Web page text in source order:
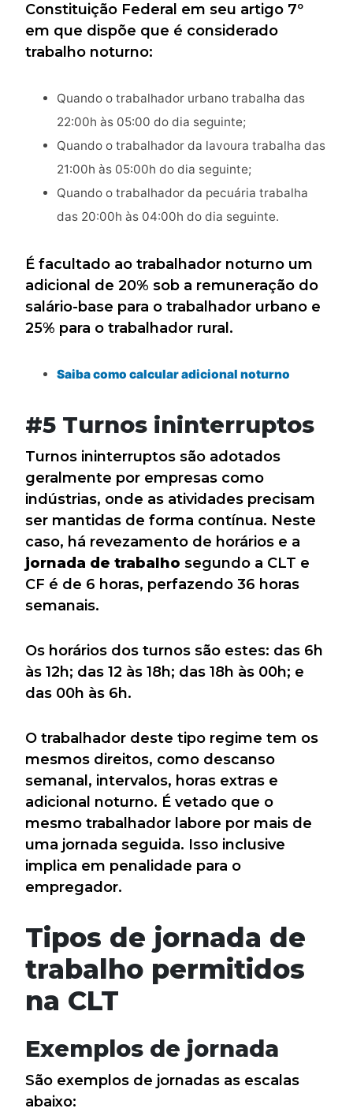
Constituição Federal em seu artigo 7º
em que dispõe que é considerado
trabalho noturno:
Quando o trabalhador urbano trabalha das
22:00h às 05:00 do dia seguinte;
Quando o trabalhador da lavoura trabalha das
21:00h às 05:00h do dia seguinte;
Quando o trabalhador da pecuária trabalha
das 20:00h às 04:00h do dia seguinte.
É facultado ao trabalhador noturno um
adicional de 20% sob a remuneração do
salário-base para o trabalhador urbano e
25% para o trabalhador rural.
Saiba como calcular adicional noturno
#5 Turnos ininterruptos
Turnos ininterruptos são adotados
geralmente por empresas como
indústrias, onde as atividades precisam
ser mantidas de forma contínua. Neste
caso, há revezamento de horários e a
jornada de trabalho segundo a CLT e
CF é de 6 horas, perfazendo 36 horas
semanais.
Os horários dos turnos são estes: das 6h
às 12h; das 12 às 18h; das 18h às 00h; e
das 00h às 6h.
O trabalhador deste tipo regime tem os
mesmos direitos, como descanso
semanal, intervalos, horas extras e
adicional noturno. É vetado que o
mesmo trabalhador labore por mais de
uma jornada seguida. Isso inclusive
implica em penalidade para o
empregador.
Tipos de jornada de
trabalho permitidos
na CLT
Exemplos de jornada
São exemplos de jornadas as escalas
abaixo: